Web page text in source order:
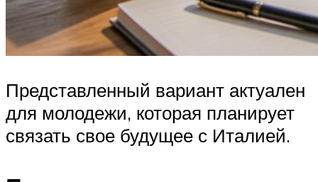
Представленный вариант актуален
для молодежи, которая планирует
связать свое будущее с Италией.